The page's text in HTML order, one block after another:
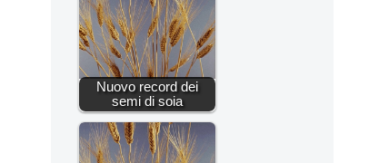
Nuovo record dei
semi di soia